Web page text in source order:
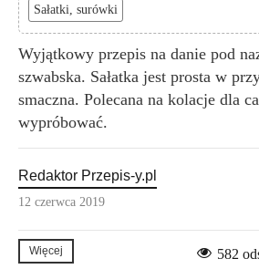
Sałatki, surówki
Wyjątkowy przepis na danie pod
szwabska. Sałatka jest prosta w
smaczna. Polecana na kolacje dla
wypróbować.
Redaktor Przepis-y.pl
12 czerwca 2019
Więcej 582